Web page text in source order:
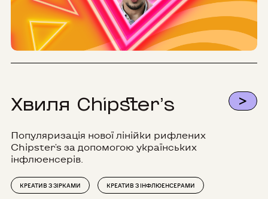
>
Хвиля Chipster’s
Популяризація нової лінійки рифлених
Chipster's за допомогою українських
інфлюенсерів.
КРЕАТИВ З ЗІРКАМИ КРЕАТИВ З ІНФЛЮЕНСЕРАМИ